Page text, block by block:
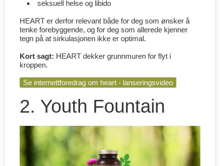
seksuell helse og libido
HEART er derfor relevant både for deg som ønsker å
tenke forebyggende, og for deg som allerede kjenner
tegn på at sirkulasjonen ikke er optimal.
Kort sagt: HEART dekker grunnmuren for flyt i
kroppen.
Se internettforedrag om heart - lanseringsvideo
2. Youth Fountain